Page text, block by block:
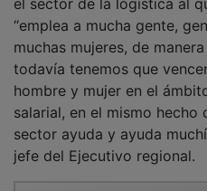
“emplea a mucha gente,
muchas mujeres, de
todavía tenemos que
hombre y mujer en el
salarial, en el mismo hecho
sector ayuda y ayuda
jefe del Ejecutivo regional.